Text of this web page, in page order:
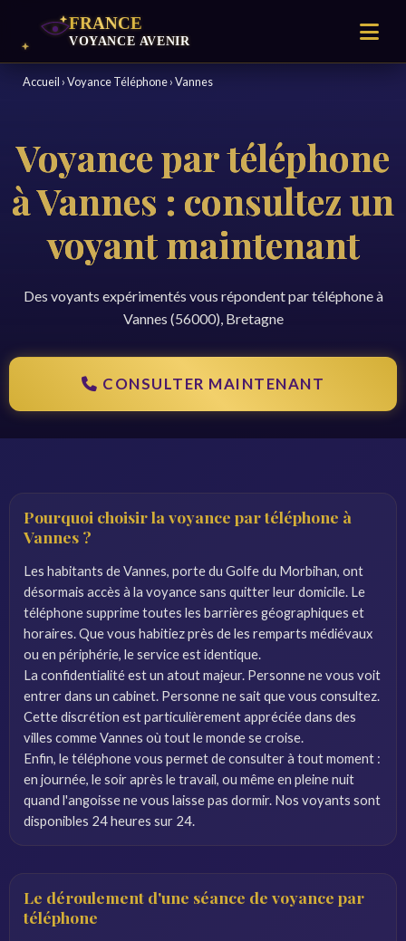
Accueil ›Voyance Téléphone›Vannes
Voyance par téléphone
à Vannes : consultez un
voyant maintenant
Des voyants expérimentés vous répondent par téléphone à
Vannes (56000), Bretagne
CONSULTER MAINTENANT
Pourquoi choisir la voyance par téléphone à
Vannes ?
Les habitants de Vannes, porte du Golfe du Morbihan, ont
désormais accès à la voyance sans quitter leur domicile. Le
téléphone supprime toutes les barrières géographiques et
horaires. Que vous habitiez près de les remparts médiévaux
ou en périphérie, le service est identique.
La confidentialité est un atout majeur. Personne ne vous voit
entrer dans un cabinet. Personne ne sait que vous consultez.
Cette discrétion est particulièrement appréciée dans des
villes comme Vannes où tout le monde se croise.
Enfin, le téléphone vous permet de consulter à tout moment :
en journée, le soir après le travail, ou même en pleine nuit
quand l'angoisse ne vous laisse pas dormir. Nos voyants sont
disponibles 24 heures sur 24.
Le déroulement d'une séance de voyance par
téléphone